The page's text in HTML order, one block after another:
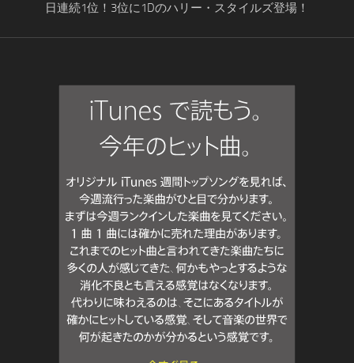
日連続1位！3位に1Dのハリー・スタイルズ登場！